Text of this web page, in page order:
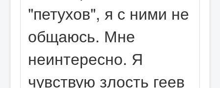
"петухов", я с ними не
общаюсь. Мне
неинтересно. Я
чувствую злость геев